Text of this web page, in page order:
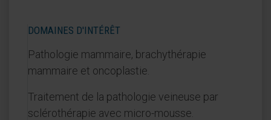
DOMAINES D'INTÉRÊT
Pathologie mammaire, brachythérapie
mammaire et oncoplastie.
Traitement de la pathologie veineuse par
sclérothérapie avec micro-mousse.